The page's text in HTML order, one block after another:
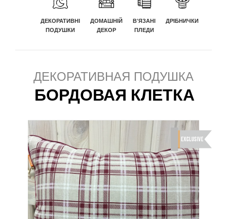
ДЕКОРАТИВНІ
ПОДУШКИ
ДОМАШНІЙ
ДЕКОР
В'ЯЗАНІ
ПЛЕДИ
ДРІБНИЧКИ
ДЕКОРАТИВНАЯ ПОДУШКА
БОРДОВАЯ КЛЕТКА